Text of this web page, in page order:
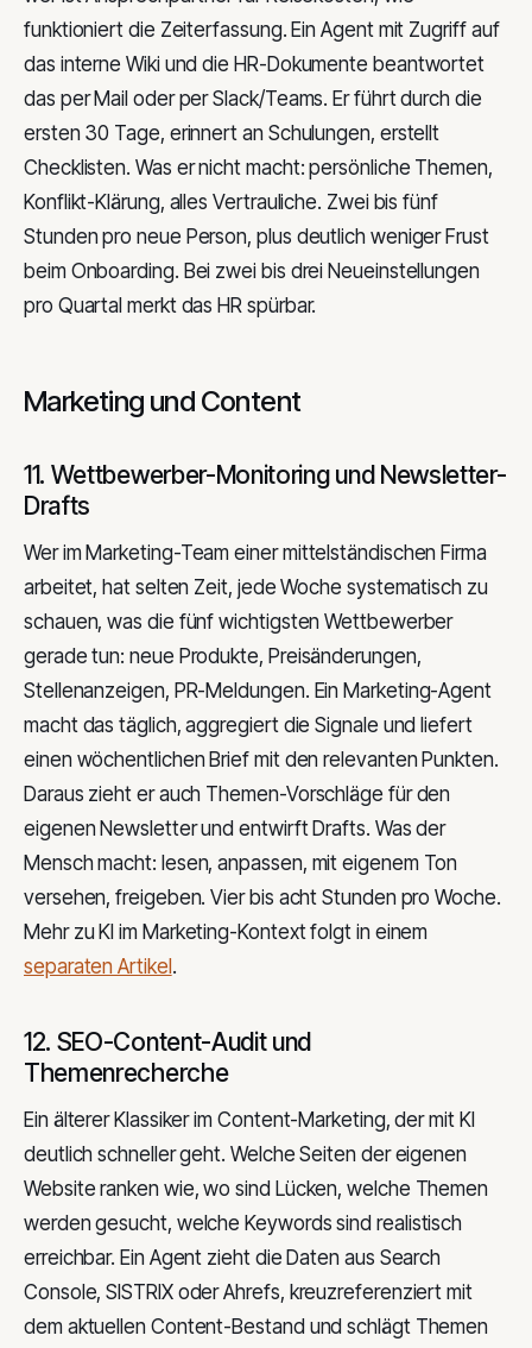
funktioniert die Zeiterfassung. Ein Agent mit Zugriff auf
das interne Wiki und die HR-Dokumente beantwortet
das per Mail oder per Slack/Teams. Er führt durch die
ersten 30 Tage, erinnert an Schulungen, erstellt
Checklisten. Was er nicht macht: persönliche Themen,
Konflikt-Klärung, alles Vertrauliche. Zwei bis fünf
Stunden pro neue Person, plus deutlich weniger Frust
beim Onboarding. Bei zwei bis drei Neueinstellungen
pro Quartal merkt das HR spürbar.
Marketing und Content
11. Wettbewerber-Monitoring und Newsletter-
Drafts
Wer im Marketing-Team einer mittelständischen Firma
arbeitet, hat selten Zeit, jede Woche systematisch zu
schauen, was die fünf wichtigsten Wettbewerber
gerade tun: neue Produkte, Preisänderungen,
Stellenanzeigen, PR-Meldungen. Ein Marketing-Agent
macht das täglich, aggregiert die Signale und liefert
einen wöchentlichen Brief mit den relevanten Punkten.
Daraus zieht er auch Themen-Vorschläge für den
eigenen Newsletter und entwirft Drafts. Was der
Mensch macht: lesen, anpassen, mit eigenem Ton
versehen, freigeben. Vier bis acht Stunden pro Woche.
Mehr zu KI im Marketing-Kontext folgt in einem
separaten Artikel .
12. SEO-Content-Audit und
Themenrecherche
Ein älterer Klassiker im Content-Marketing, der mit KI
deutlich schneller geht. Welche Seiten der eigenen
Website ranken wie, wo sind Lücken, welche Themen
werden gesucht, welche Keywords sind realistisch
erreichbar. Ein Agent zieht die Daten aus Search
Console, SISTRIX oder Ahrefs, kreuzreferenziert mit
dem aktuellen Content-Bestand und schlägt Themen